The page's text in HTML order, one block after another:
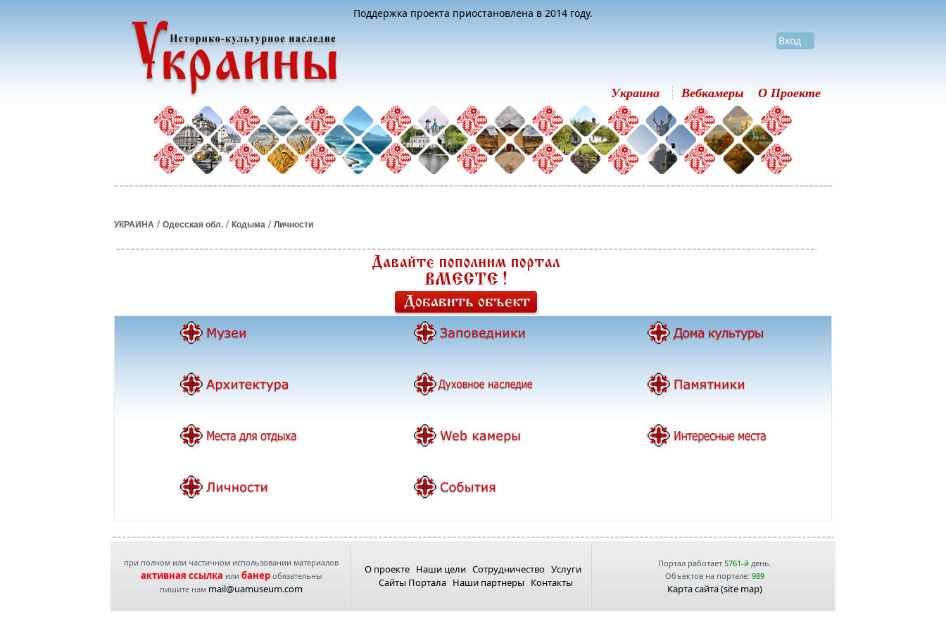
Поддержка проекта приостановлена в 2014 году.
Вход
Украина Вебкамеры О Проекте
УКРАИНА / Одесская обл. / Кодыма / Личности
при полном или частичном использовании материалов
активная ссылка или банеробязательны
пишите нам mail@uamuseum.com
О проекте Наши цели Сотрудничество Услуги
Сайты Портала Наши партнеры Контакты
Портал работает 5761-йдень.
Объектов на портале: 989
Карта сайта (site map)